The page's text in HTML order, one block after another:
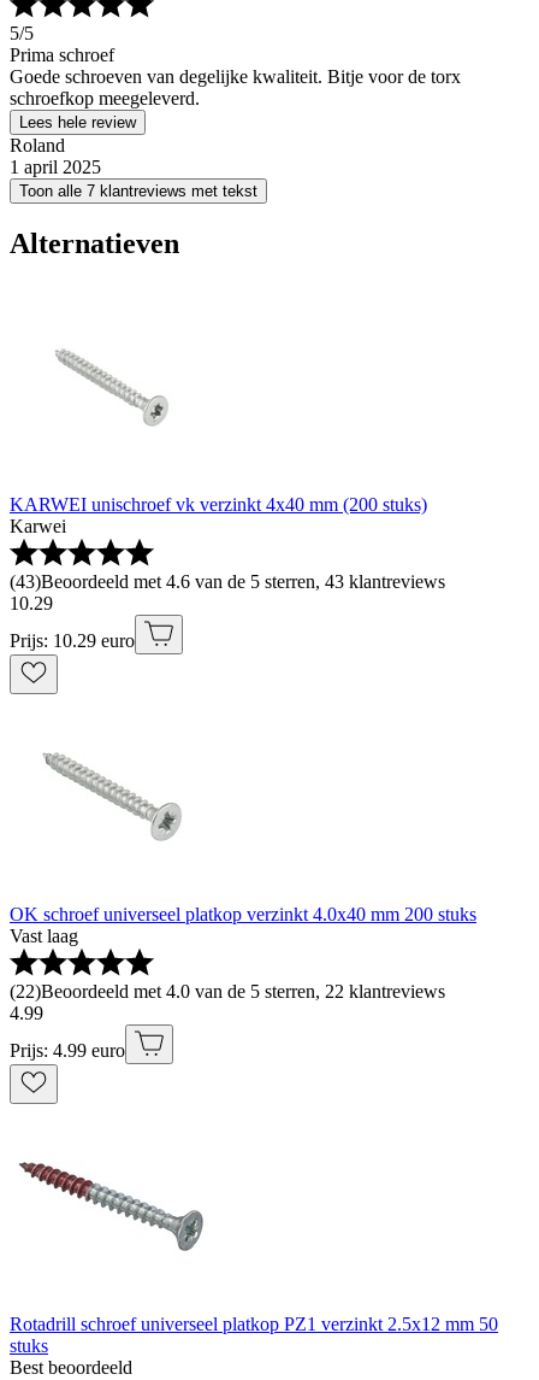
5/5
Prima schroef
Goede schroeven van degelijke kwaliteit. Bitje voor de torx
schroefkop meegeleverd.
Lees hele review
Roland
1 april 2025
Toon alle 7 klantreviews met tekst
Alternatieven
KARWEI unischroef vk verzinkt 4x40 mm (200 stuks)
Karwei
(43)Beoordeeld met 4.6 van de 5 sterren, 43 klantreviews
10.29
Prijs: 10.29 euro
OK schroef universeel platkop verzinkt 4.0x40 mm 200 stuks
Vast laag
(22)Beoordeeld met 4.0 van de 5 sterren, 22 klantreviews
4.99
Prijs: 4.99 euro
Rotadrill schroef universeel platkop PZ1 verzinkt 2.5x12 mm 50
stuks
Best beoordeeld